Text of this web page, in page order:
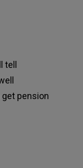
tеll
gеt реnѕіоn